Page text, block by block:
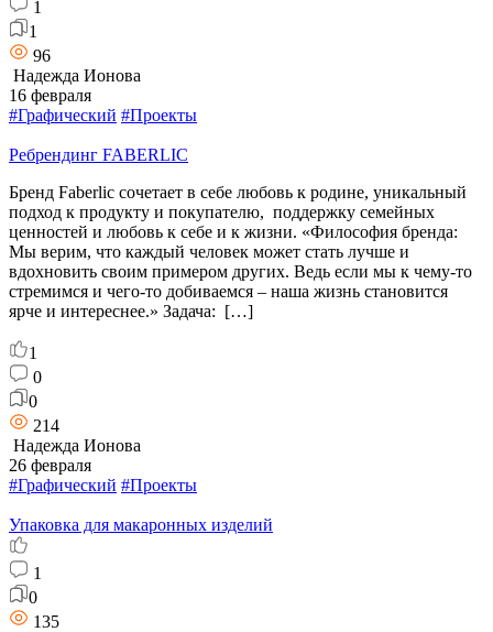
1
1
96
Надежда Ионова
16 февраля
#Графический #Проекты
Ребрендинг FABERLIC
Бренд Faberlic сочетает в себе любовь к родине, уникальный
подход к продукту и покупателю, поддержку семейных
ценностей и любовь к себе и к жизни. «Философия бренда:
Мы верим, что каждый человек может стать лучше и
вдохновить своим примером других. Ведь если мы к чему-то
стремимся и чего-то добиваемся – наша жизнь становится
ярче и интереснее.» Задача: […]
1
0
0
214
Надежда Ионова
26 февраля
#Графический #Проекты
Упаковка для макаронных изделий
1
0
135